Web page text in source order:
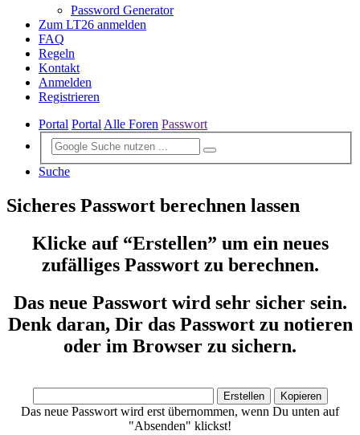
Password Generator
Zum LT26 anmelden
FAQ
Regeln
Kontakt
Anmelden
Registrieren
Portal PortalAlle Foren Passwort
Suche
Sicheres Passwort berechnen lassen
Klicke auf “Erstellen” um ein neues
zufälliges Passwort zu berechnen.
Das neue Passwort wird sehr sicher sein.
Denk daran, Dir das Passwort zu notieren
oder im Browser zu sichern.
Das neue Passwort wird erst übernommen, wenn Du unten auf
"Absenden" klickst!